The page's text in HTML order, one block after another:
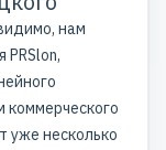
нам
уже несколько